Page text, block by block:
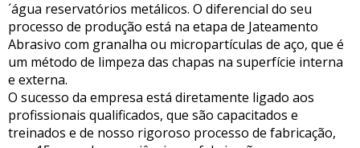
´água reservatórios metálicos. O diferencial do seu
processo de produção está na etapa de Jateamento
Abrasivo com granalha ou micropartículas de aço, que é
um método de limpeza das chapas na superfície interna
e externa.
O sucesso da empresa está diretamente ligado aos
profissionais qualificados, que são capacitados e
treinados e de nosso rigoroso processo de fabricação,